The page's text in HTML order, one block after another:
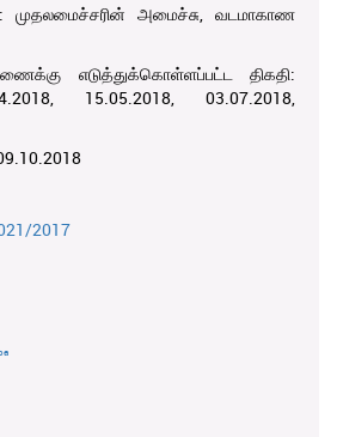
முதலமைச்சரின் அமைச்சு, வடமாகாண
எடுத்துக்கொள்ளப்பட்ட திகதி:
15.05.2018, 03.07.2018,
2017